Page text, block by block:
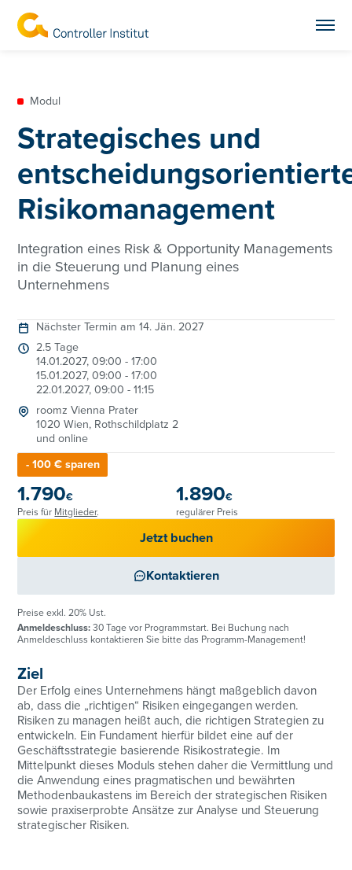
Modul
Strategisches und
Risikomanagement
Integration eines Risk & Opportunity Managements
in die Steuerung und Planung eines
Unternehmens
Ziel
Der Erfolg eines Unternehmens hängt maßgeblich davon
ab, dass die „richtigen“ Risiken eingegangen werden.
Risiken zu managen heißt auch, die richtigen Strategien zu
entwickeln. Ein Fundament hierfür bildet eine auf der
Geschäftsstrategie basierende Risikostrategie. Im
Mittelpunkt dieses Moduls stehen daher die Vermittlung und
die Anwendung eines pragmatischen und bewährten
Methodenbaukastens im Bereich der strategischen Risiken
sowie praxiserprobte Ansätze zur Analyse und Steuerung
strategischer Risiken.
Nächster Termin am 14. Jän. 2027
2.5 Tage
14.01.2027, 09:00 - 17:00
15.01.2027, 09:00 - 17:00
22.01.2027, 09:00 - 11:15
roomz Vienna Prater
1020 Wien, Rothschildplatz 2
und online
- 100 € sparen
1.790€
Preis für Mitglieder.
1.890€
regulärer Preis
Jetzt buchen
Kontaktieren
Preise exkl. 20% Ust.
Anmeldeschluss: 30 Tage vor Programmstart. Bei Buchung nach
Anmeldeschluss kontaktieren Sie bitte das Programm-Management!